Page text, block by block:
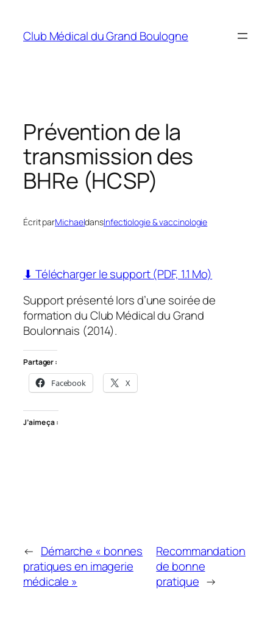
contenu
Club Médical du Grand Boulogne
Prévention de la
transmission des
BHRe (HCSP)
Écrit parMichaeldansInfectiologie & vaccinologie
⬇ Télécharger le support (PDF, 1.1 Mo)
Support présenté lors d’une soirée de
formation du Club Médical du Grand
Boulonnais (2014).
Partager :
Facebook X
J’aime ça :
← Démarche « bonnes
pratiques en imagerie
médicale »
Recommandation
de bonne
pratique →